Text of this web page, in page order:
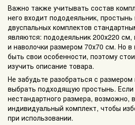
Важно также учитывать состав
него входит пододеяльник,
двуспальных комплектов
являются: пододеяльник 200х220
и наволочки размером 70х70 см. Но
быть свои особенности, поэтому
изучить описание товара.
Не забудьте разобраться с
выбрать подходящую простынь.
нестандартного размера, возможно,
индивидуальный комплект, чтобы
при использовании.